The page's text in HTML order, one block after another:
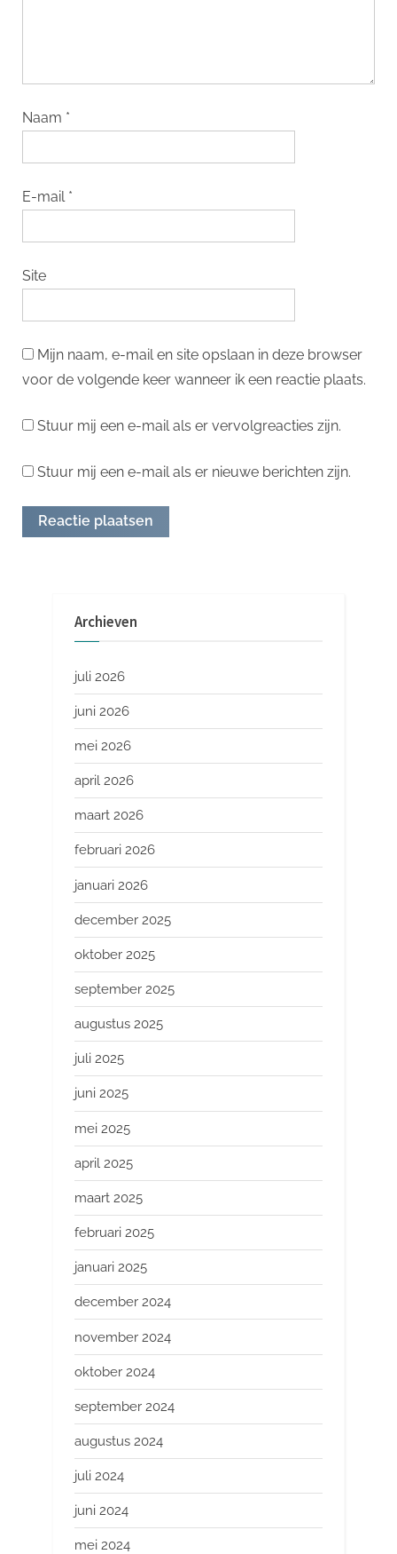
Naam *
E-mail *
Site
Mijn naam, e-mail en site opslaan in deze browser
voor de volgende keer wanneer ik een reactie plaats.
Stuur mij een e-mail als er vervolgreacties zijn.
Stuur mij een e-mail als er nieuwe berichten zijn.
Archieven
juli 2026
juni 2026
mei 2026
april 2026
maart 2026
februari 2026
januari 2026
december 2025
oktober 2025
september 2025
augustus 2025
juli 2025
juni 2025
mei 2025
april 2025
maart 2025
februari 2025
januari 2025
december 2024
november 2024
oktober 2024
september 2024
augustus 2024
juli 2024
juni 2024
mei 2024